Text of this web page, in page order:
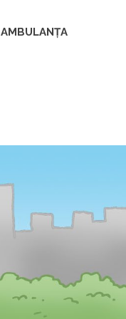
AMBULANȚA